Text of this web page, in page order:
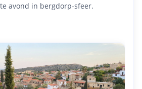
avond in bergdorp-sfeer.